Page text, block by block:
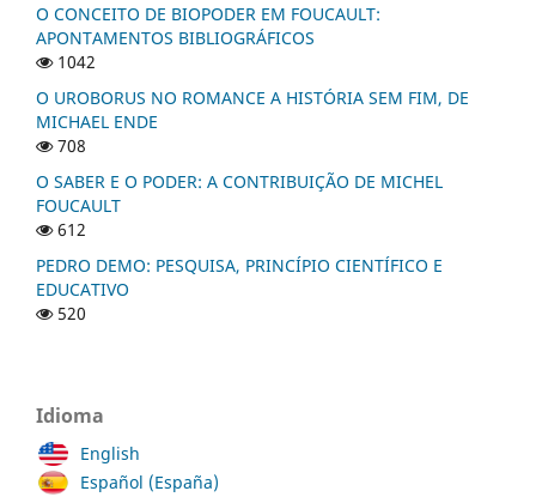
O CONCEITO DE BIOPODER EM FOUCAULT:
APONTAMENTOS BIBLIOGRÁFICOS
1042
O UROBORUS NO ROMANCE A HISTÓRIA SEM FIM, DE
MICHAEL ENDE
708
O SABER E O PODER: A CONTRIBUIÇÃO DE MICHEL
FOUCAULT
612
PEDRO DEMO: PESQUISA, PRINCÍPIO CIENTÍFICO E
EDUCATIVO
520
Idioma
English
Español (España)